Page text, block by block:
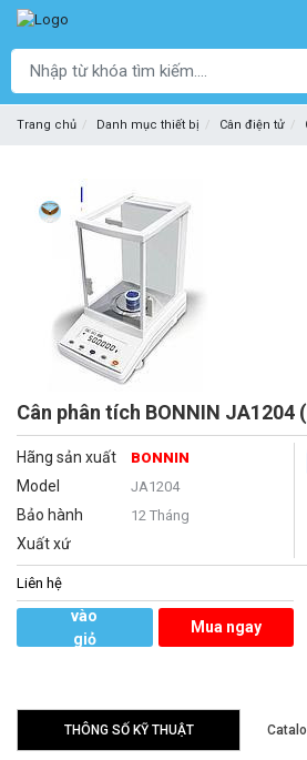
Trang chủ Danh mục thiết bị Cân điện tử
Cân phân tích BONNIN JA1204
Hãng sản xuất BONNIN
Model JA1204
Bảo hành 12 Tháng
Xuất xứ
Liên hệ
vào
giỏ
Mua ngay
THÔNG SỐ KỸ THUẬT